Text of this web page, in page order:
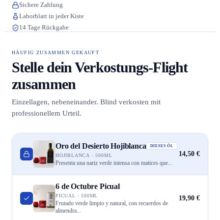
Sichere Zahlung
Laborblatt in jeder Kiste
14 Tage Rückgabe
HÄUFIG ZUSAMMEN GEKAUFT
Stelle dein Verkostungs-Flight
zusammen
Einzellagen, nebeneinander. Blind verkosten mit
professionellem Urteil.
Oro del Desierto Hojiblanca DIESES ÖL
HOJIBLANCA · 500ML
Presenta una nariz verde intensa con matices que...
14,50 €
6 de Octubre Picual
PICUAL · 500ML
Frutado verde limpio y natural, con recuerdos de
almendra...
19,90 €